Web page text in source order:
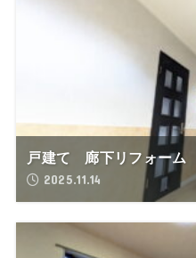
戸建て 廊下リフォーム
2025.11.14